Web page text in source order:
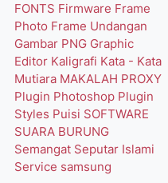
FONTS Firmware Frame
Photo Frame Undangan
Gambar PNG Graphic
Editor Kaligrafi Kata - Kata
Mutiara MAKALAH PROXY
Plugin Photoshop Plugin
Styles Puisi SOFTWARE
SUARA BURUNG
Semangat Seputar Islami
Service samsung